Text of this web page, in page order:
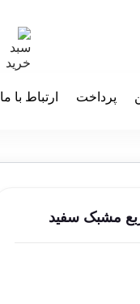
پرداخت ارتباط با ما
مشبک سفید